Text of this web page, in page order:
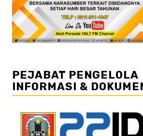
PEJABAT PENGELOLA
INFORMASI &